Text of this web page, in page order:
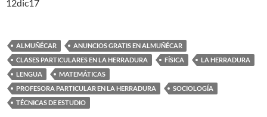
12dic17
ALMUÑÉCAR
ANUNCIOS GRATIS EN ALMUÑÉCAR
CLASES PARTICULARES EN LA HERRADURA
FÍSICA
LA HERRADURA
LENGUA
MATEMÁTICAS
PROFESORA PARTICULAR EN LA HERRADURA
SOCIOLOGÍA
TÉCNICAS DE ESTUDIO